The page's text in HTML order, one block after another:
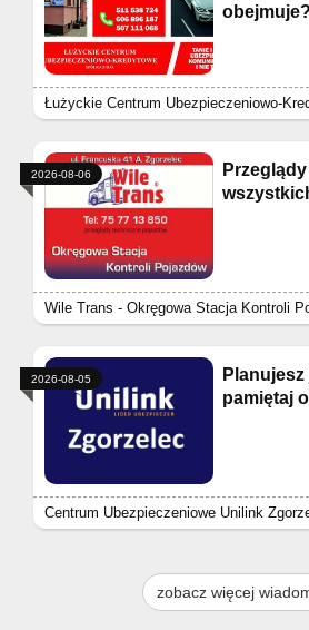
obejmuje?
Łużyckie Centrum Ubezpieczeniowo-
Wile Trans - Okręgowa Stacja Kontroli
2026-08-06
pamiętaj
Centrum Ubezpieczeniowe Unilink
2026-08-05
zobacz więcej